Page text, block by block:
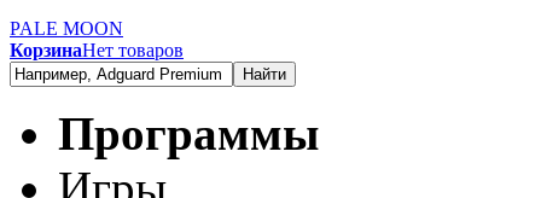
PALE MOON
КорзинаНет товаров
Найти
Программы